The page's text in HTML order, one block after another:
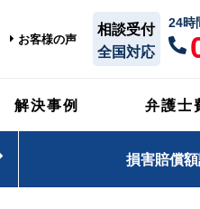
お客様の声
相談受付
全国対応
24時
解決事例 弁護士
損害賠償